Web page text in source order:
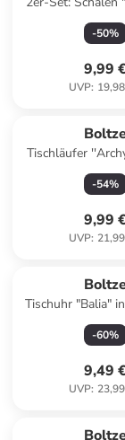
Gelb/ Orange -
-50%
9,99
UVP:
Tischläufer
Braun - (L)140 x
-54%
9,99
UVP:
Tischuhr "Balia"
(B)16 x (H)20 x
-60%
9,49
UVP: